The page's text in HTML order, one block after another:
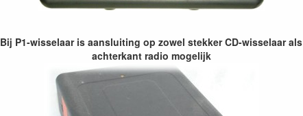
Bij P1-wisselaar is aansluiting op zowel stekker CD-wisselaar als
achterkant radio mogelijk